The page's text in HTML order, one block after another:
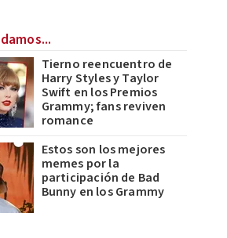
Tierno reencuentro de
Harry Styles y Taylor
Swift en los Premios
Grammy; fans reviven
romance
Estos son los mejores
memes por la
participación de Bad
Bunny en los Grammy